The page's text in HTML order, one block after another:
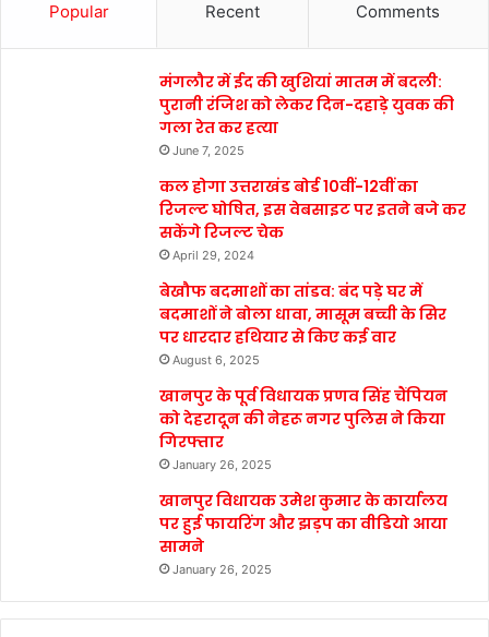
Popular Recent Comments
मंगलौर में ईद की खुशियां मातम में बदली:
पुरानी रंजिश को लेकर दिन-दहाड़े युवक की
गला रेत कर हत्या
June 7, 2025
कल होगा उत्तराखंड बोर्ड 10वीं-12वीं का
रिजल्ट घोषित, इस वेबसाइट पर इतने बजे कर
सकेंगे रिजल्ट चेक
April 29, 2024
बेखौफ बदमाशों का तांडव: बंद पड़े घर में
बदमाशों ने बोला धावा, मासूम बच्ची के सिर
पर धारदार हथियार से किए कई वार
August 6, 2025
खानपुर के पूर्व विधायक प्रणव सिंह चैंपियन
को देहरादून की नेहरू नगर पुलिस ने किया
गिरफ्तार
January 26, 2025
खानपुर विधायक उमेश कुमार के कार्यालय
पर हुई फायरिंग और झड़प का वीडियो आया
सामने
January 26, 2025